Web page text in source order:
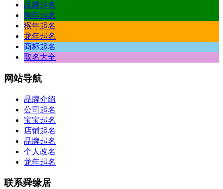
品牌起名
狗年起名
猴年起名
龙年起名
商标起名
取名大全
网站导航
品牌介绍
公司起名
宝宝起名
店铺起名
品牌起名
个人改名
龙年起名
联系舜缘居